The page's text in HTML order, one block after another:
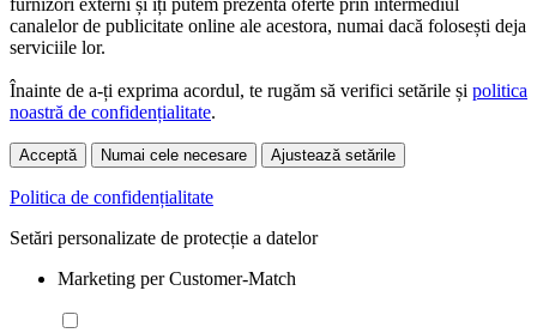
canalelor de publicitate online ale acestora, numai dacă folosești deja
serviciile lor.
Înainte de a-ți exprima acordul, te rugăm să verifici setările și politica
noastră de confidențialitate.
Acceptă Numai cele necesare Ajustează setările
Politica de confidențialitate
Setări personalizate de protecție a datelor
Marketing per Customer-Match